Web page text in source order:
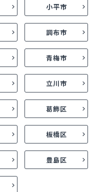
小平市
調布市
青梅市
立川市
葛飾区
板橋区
豊島区